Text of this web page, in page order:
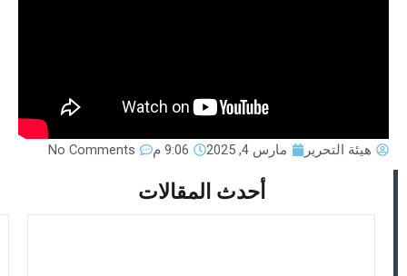
هيئة التحرير مارس 4, 2025 9:06 م No Comments
أحدث المقالات